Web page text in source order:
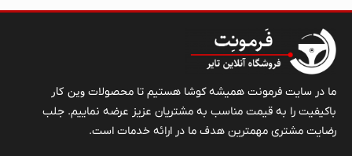
ما در سایت فرمونت همیشه کوشا هستیم تا محصولات وین کار
باکیفیت را به قیمت مناسب به مشتریان عزیز عرضه نماییم. جلب
رضایت مشتری مهمترین هدف ما در ارائه خدمات است.